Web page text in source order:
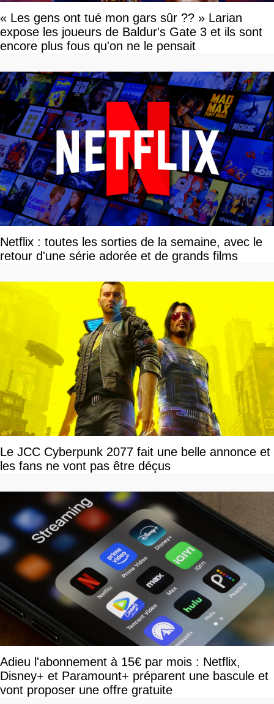
« Les gens ont tué mon gars sûr ?? » Larian
expose les joueurs de Baldur's Gate 3 et ils sont
encore plus fous qu'on ne le pensait
Netflix : toutes les sorties de la semaine, avec le
retour d'une série adorée et de grands films
Le JCC Cyberpunk 2077 fait une belle annonce et
les fans ne vont pas être déçus
Adieu l'abonnement à 15€ par mois : Netflix,
Disney+ et Paramount+ préparent une bascule et
vont proposer une offre gratuite